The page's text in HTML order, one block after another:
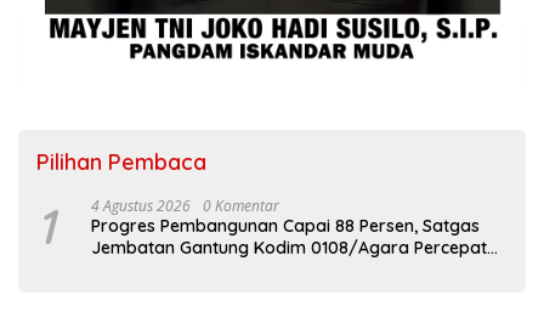
Pilihan Pembaca
1 4 Agustus 2026 0 Komentar
Progres Pembangunan Capai 88 Persen, Satgas
Jembatan Gantung Kodim 0108/Agara Percepat